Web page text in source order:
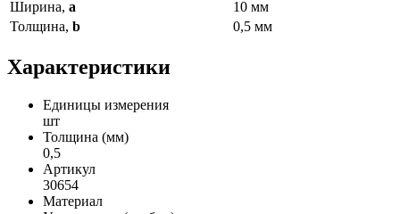
Ширина, а
10 мм
Толщина, b 0,5 мм
Характеристики
Единицы измерения
шт
Толщина (мм)
0,5
Артикул
30654
Материал